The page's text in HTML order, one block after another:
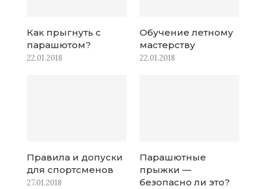
Как прыгнуть с
парашютом?
22.01.2018
Обучение летному
мастерству
22.01.2018
Правила и допуски
для спортсменов
27.01.2018
Парашютные
прыжки —
безопасно ли это?